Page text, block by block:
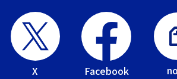
X Facebook